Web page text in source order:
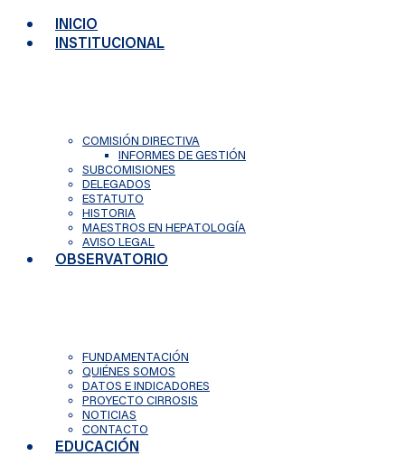
INICIO
INSTITUCIONAL
COMISIÓN DIRECTIVA
INFORMES DE GESTIÓN
SUBCOMISIONES
DELEGADOS
ESTATUTO
HISTORIA
MAESTROS EN HEPATOLOGÍA
AVISO LEGAL
OBSERVATORIO
FUNDAMENTACIÓN
QUIÉNES SOMOS
DATOS E INDICADORES
PROYECTO CIRROSIS
NOTICIAS
CONTACTO
EDUCACIÓN